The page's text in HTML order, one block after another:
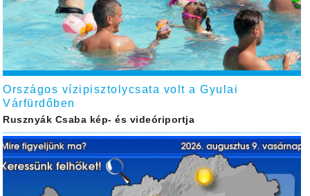
Országos vízipisztolycsata volt a Gyulai
Várfürdőben
Rusznyák Csaba kép- és videóriportja